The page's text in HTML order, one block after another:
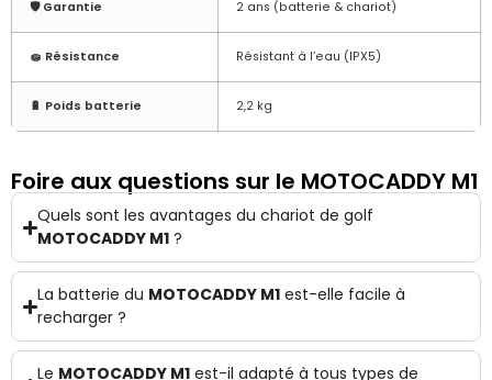
🛡️ Garantie 2 ans (batterie & chariot)
🧽 Résistance Résistant à l’eau (IPX5)
🔋 Poids batterie 2,2 kg
Foire aux questions sur le MOTOCADDY M1
Quels sont les avantages du chariot de golf
MOTOCADDY M1 ?
La batterie du MOTOCADDY M1 est-elle facile à
recharger ?
Le MOTOCADDY M1 est-il adapté à tous types de